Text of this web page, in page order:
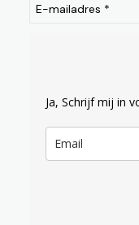
E-mailadres *
Ja, Schrijf mij in